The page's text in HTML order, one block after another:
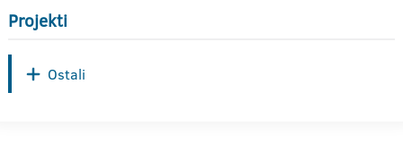
Projekti
Ostali